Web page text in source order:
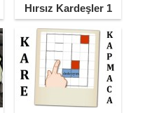
Hırsız Kardeşler 1